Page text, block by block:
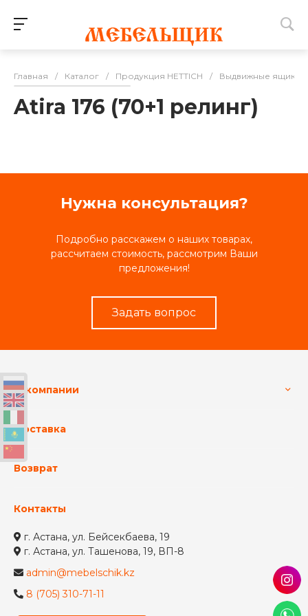
Главная / Каталог / Продукция HETTICH / Выдвижные ящики
Atira 176 (70+1 релинг)
Нужна консультация?
Подробно расскажем о наших товарах,
рассчитаем стоимость, рассмотрим Ваши
предложения!
Задать вопрос
О компании
Доставка
Возврат
Контакты
г. Астана, ул. Бейсекбаева, 19
г. Астана, ул. Ташенова, 19, ВП-8
admin@mebelschik.kz
8 (705) 310-71-11